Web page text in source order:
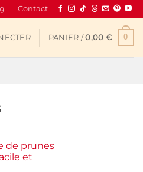
Contact
PANIER /0,00 € 0
de prunes
et